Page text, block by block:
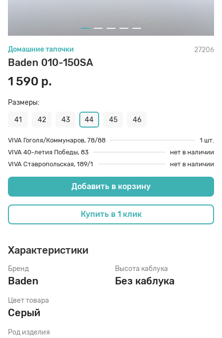
Домашние тапочки 27206
Baden 010-150SA
1 590 р.
Размеры:
41 42 43 44 45 46
VIVA Гоголя/Коммунаров, 78/88
1 шт.
VIVA 40-летия Победы, 83
нет в наличии
VIVA Ставропольская, 189/1
нет в наличии
Добавить в корзину
Купить в 1 клик
Характеристики
Бренд
Baden
Цвет товара
Серый
Род изделия
Высота каблука
Без каблука
8 den
Полустельки
Пропитка
Пяткоудерживатели
Растяжитель и Очиститель
Салфетки
Стельки